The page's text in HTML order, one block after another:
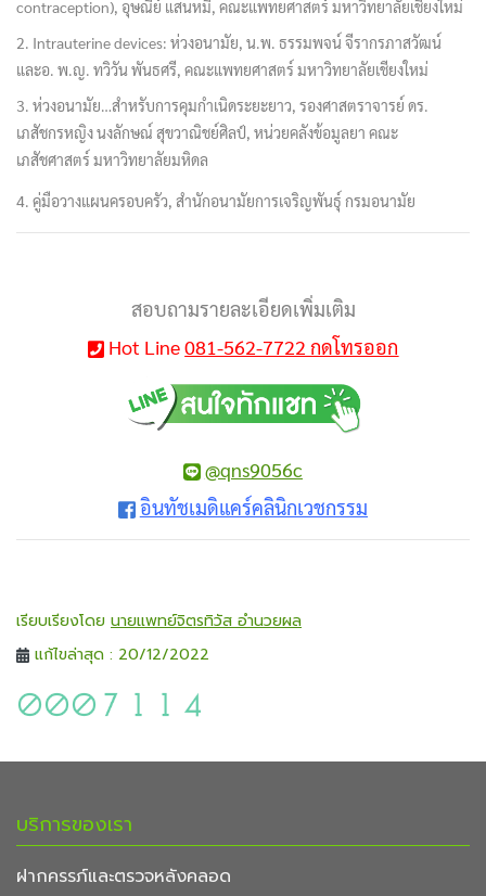
contraception), อุษณีย์ แสนหมี่, คณะแพทยศาสตร์ มหาวิทยาลัยเชียงใหม่
2. Intrauterine devices: ห่วงอนามัย, น.พ. ธรรมพจน์ จีรากรภาสวัฒน์
และอ. พ.ญ. ทวิวัน พันธศรี, คณะแพทยศาสตร์ มหาวิทยาลัยเชียงใหม่
3. ห่วงอนามัย…สำหรับการคุมกำเนิดระยะยาว, รองศาสตราจารย์ ดร.
เภสัชกรหญิง นงลักษณ์ สุขวาณิชย์ศิลป์, หน่วยคลังข้อมูลยา คณะ
เภสัชศาสตร์ มหาวิทยาลัยมหิดล
4. คู่มือวางแผนครอบครัว, สำนักอนามัยการเจริญพันธุ์ กรมอนามัย
สอบถามรายละเอียดเพิ่มเติม
Hot Line081-562-7722 กดโทรออก
@qns9056c
อินทัชเมดิแคร์คลินิกเวชกรรม
เรียบเรียงโดย นายแพทย์จิตรทิวัส อำนวยผล
แก้ไขล่าสุด : 20/12/2022
บริการของเรา
ฝากครรภ์และตรวจหลังคลอด